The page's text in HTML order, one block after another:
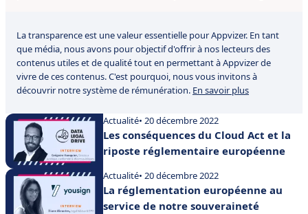
La transparence est une valeur essentielle pour Appvizer. En tant
que média, nous avons pour objectif d'offrir à nos lecteurs des
contenus utiles et de qualité tout en permettant à Appvizer de
vivre de ces contenus. C'est pourquoi, nous vous invitons à
découvrir notre système de rémunération. En savoir plus
Actualité• 20 décembre 2022
Les conséquences du Cloud Act et la
riposte réglementaire européenne
Actualité• 20 décembre 2022
La réglementation européenne au
service de notre souveraineté